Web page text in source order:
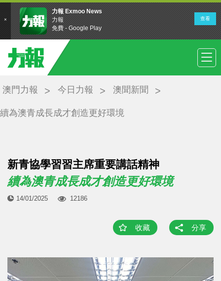
澳門力報 今日力報 澳聞新聞
續為澳青成長成才創造更好環境
新青協學習習主席重要講話精神
續為澳青成長成才創造更好環境
14/01/2025 12186
收藏 分享